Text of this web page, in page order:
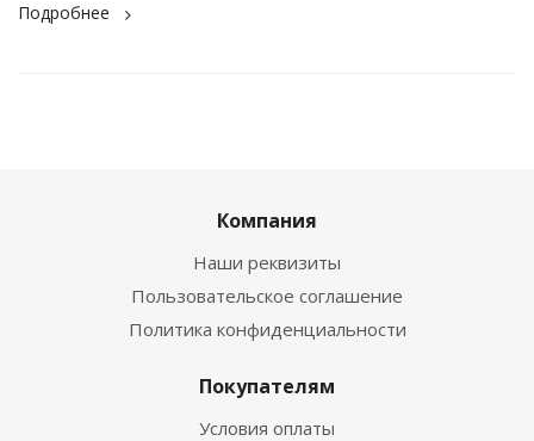
Подробнее
Компания
Наши реквизиты
Пользовательское соглашение
Политика конфиденциальности
Покупателям
Условия оплаты